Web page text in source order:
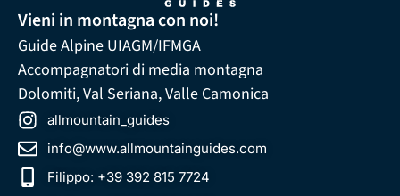
Vieni in montagna con noi!
Guide Alpine UIAGM/IFMGA
Accompagnatori di media montagna
Dolomiti, Val Seriana, Valle Camonica
allmountain_guides
info@www.allmountainguides.com
Filippo: +39 392 815 7724